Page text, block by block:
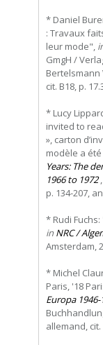
* Daniel
: Travaux
leur mode",
GmgH /
Bertelsmann
cit. B18, p.
* Lucy
invited to
», carton
modèle a
Years: The
1966 to 1972,
p. 134-207,
* Rudi
in NRC /
Amsterdam,
* Michel
Paris, '18
Europa 1946-
allemand, cit.